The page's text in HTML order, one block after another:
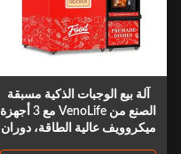
آلة بيع الوجبات الذكية مسبقة
الصنع من VenoLife مع 3 أجهزة
ميكروويف عالية الطاقة، دوران